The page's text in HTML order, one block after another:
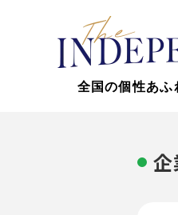
全国の個性あふ